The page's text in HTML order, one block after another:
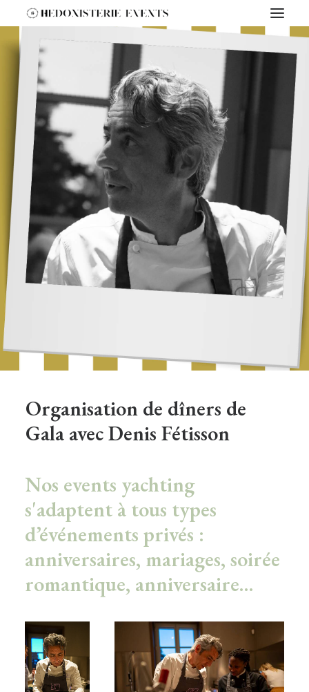
Organisation de dîners de
Gala avec Denis Fétisson
Nos events yachting
s'adaptent à tous types
d’événements privés :
anniversaires, mariages, soirée
romantique, anniversaire…